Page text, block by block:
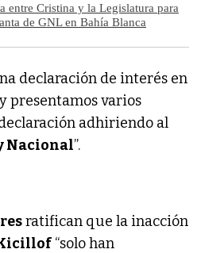
entre Cristina y la Legislatura para
de GNL en Bahía Blanca
declaración de interés en
y presentamos varios
adhiriendo al
Nacional”.
ratifican que la inacción
“solo han